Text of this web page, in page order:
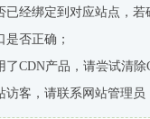
已经绑定到对应站点，
是否正确；
了CDN产品，请尝试清除
访客，请联系网站管理员